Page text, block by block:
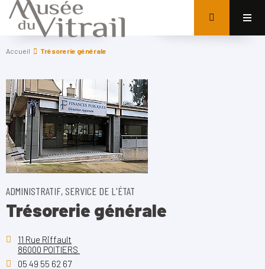
Accueil Trésorerie générale
ADMINISTRATIF, SERVICE DE L'ÉTAT
Trésorerie générale
11 Rue Riffault
86000 POITIERS
05 49 55 62 67